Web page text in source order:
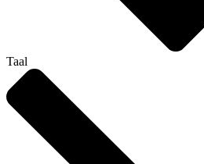
Taal